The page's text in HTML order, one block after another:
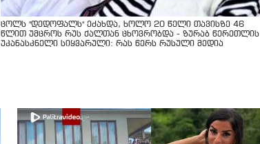
ცოლს "დედოფალს" ეძახდა, ხოლო 20 წელი თავისზე 46
წლით უმცროს რუს ქალთან ცხოვრობდა - ზურაბ წერეთლის
უკანასკნელი სიყვარული: რას წერს რუსული მედია